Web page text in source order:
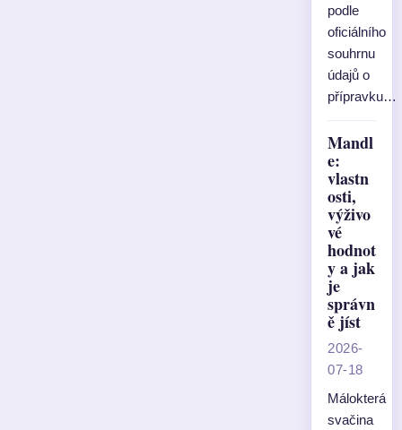
podle
oficiálního
souhrnu
údajů o
přípravku…
Mandl
e:
vlastn
osti,
výživo
vé
hodnot
y a jak
je
správn
ě jíst
2026-
07-18
Málokterá
svačina